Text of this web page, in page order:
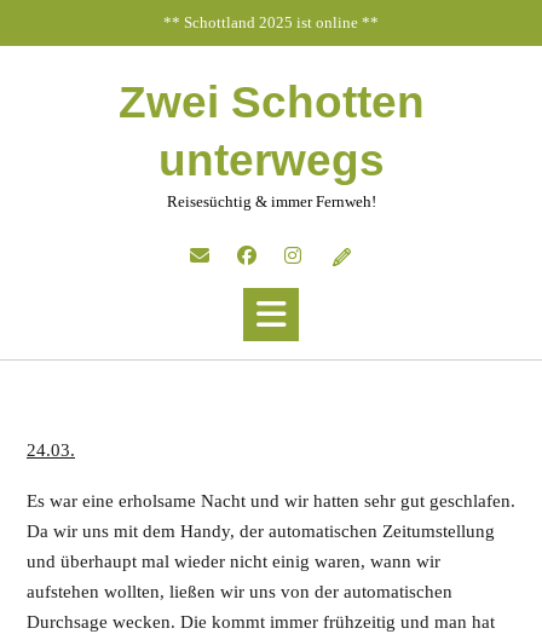
** Schottland 2025 ist online **
Zwei Schotten
unterwegs
Reisesüchtig & immer Fernweh!
24.03.
Es war eine erholsame Nacht und wir hatten sehr gut geschlafen.
Da wir uns mit dem Handy, der automatischen Zeitumstellung
und überhaupt mal wieder nicht einig waren, wann wir
aufstehen wollten, ließen wir uns von der automatischen
Durchsage wecken. Die kommt immer frühzeitig und man hat